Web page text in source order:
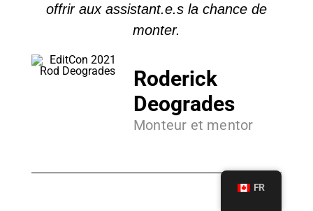
offrir aux assistant.e.s la chance de
monter.
Roderick
Deogrades
Monteur et mentor
FR